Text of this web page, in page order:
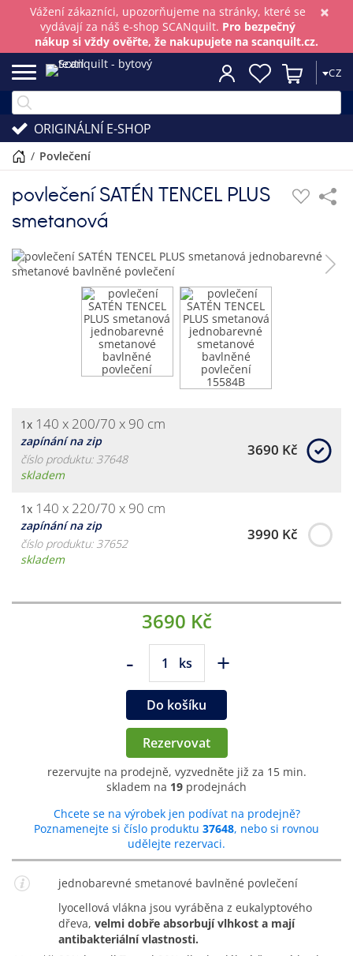
×
Vážení zákazníci, upozorňujeme na stránky, které se
vydávají za náš e-shop SCANquilt. Pro bezpečný
nákup si vždy ověřte, že nakupujete na scanquilt.cz.
CZ
ORIGINÁLNÍ E-SHOP
/ povlečení
povlečení SATÉN TENCEL PLUS
smetanová
1x 140 x 200/70 x 90 cm
zapínání na zip
číslo produktu: 37648
skladem
3690 Kč
1x 140 x 220/70 x 90 cm
zapínání na zip
číslo produktu: 37652
skladem
3990 Kč
3690 Kč
- ks +
Do košíku
Rezervovat
rezervujte na prodejně, vyzvedněte již za 15 min.
skladem na 19 prodejnách
Chcete se na výrobek jen podívat na prodejně?
Poznamenejte si číslo produktu 37648, nebo si rovnou
udělejte rezervaci.
jednobarevné smetanové bavlněné povlečení
Lyocellová vlákna jsou vyráběna z eukalyptového
dřeva, velmi dobře absorbují vlhkost a mají
antibakteriální vlastnosti.